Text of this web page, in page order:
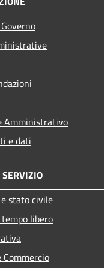
Amministrativo
e dati
SERVIZIO
stato civile
libero
Commercio